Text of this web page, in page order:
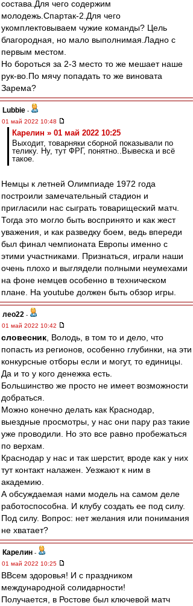
состава.Для чего содержим
молодежь.Спартак-2.Для чего
укомплектовываем чужие команды? Цель
благородная, но мало выполнимая.Ладно с
первым местом.
Но бороться за 2-3 место то же мешает наше
рук-во.По мячу попадать то же виновата
Зарема?
Lubbie -
01 май 2022 10:48
Карелин » 01 май 2022 10:25
Выходит, товарняки сборной показывали по
телику. Ну, тут ФРГ, понятно..Вывеска и всё
такое.
Немцы к летней Олимпиаде 1972 года
построили замечательный стадион и
пригласили нас сыграть товарищеский матч.
Тогда это могло быть воспринято и как жест
уважения, и как разведку боем, ведь впереди
был финал чемпионата Европы именно с
этими участниками. Признаться, играли наши
очень плохо и выглядели полными неумехами
на фоне немцев особенно в техническом
плане. На youtube должен быть обзор игры.
лео22 -
01 май 2022 10:42
словесник , Володь, в том то и дело, что
попасть из регионов, особенно глубинки, на эти
конкурсные отборы если и могут, то единицы.
Да и то у кого денежка есть.
Большинство же просто не имеет возможности
добраться.
Можно конечно делать как Краснодар,
выездные просмотры, у нас они пару раз такие
уже проводили. Но это все равно пробежаться
по верхам.
Краснодар у нас и так шерстит, вроде как у них
тут контакт налажен. Уезжают к ним в
академию.
А обсуждаемая нами модель на самом деле
работоспособна. И клубу создать ее под силу.
Под силу. Вопрос: нет желания или понимания
не хватает?
Карелин -
01 май 2022 10:25
ВВсем здоровья! И с праздником
международной солидарности!
Получается, в Ростове был ключевой матч